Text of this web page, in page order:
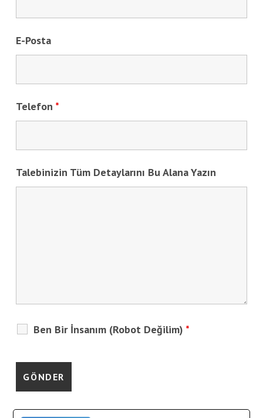
E-Posta
Telefon *
Talebinizin Tüm Detaylarını Bu Alana Yazın
Ben Bir İnsanım (Robot Değilim) *